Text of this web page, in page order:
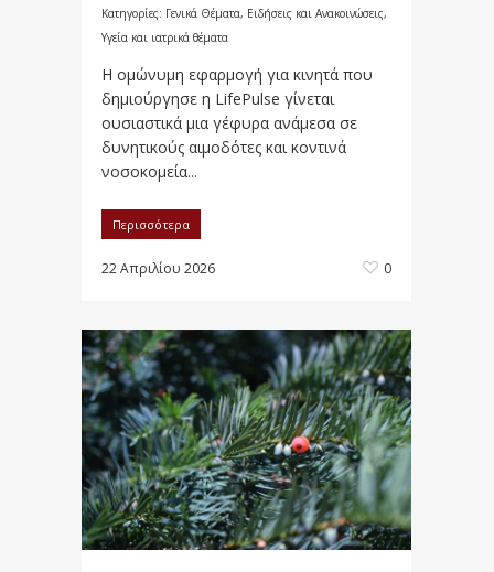
Κατηγορίες: Γενικά Θέματα, Ειδήσεις και Ανακοινώσεις,
Υγεία και ιατρικά θέματα
Η ομώνυμη εφαρμογή για κινητά που
δημιούργησε η LifePulse γίνεται
ουσιαστικά μια γέφυρα ανάμεσα σε
δυνητικούς αιμοδότες και κοντινά
νοσοκομεία...
Περισσότερα
22 Απριλίου 2026 0